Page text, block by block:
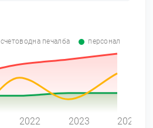
счетоводна печалба персонал
2022 2023 2024